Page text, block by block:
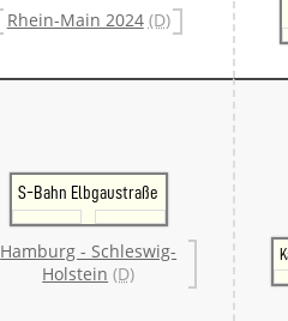
Rhein-Main 2024 (D)
S-Bahn Elbgaustraße
Hamburg - Schleswig-
Holstein (D)